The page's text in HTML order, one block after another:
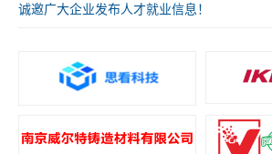
诚邀广大企业发布人才就业信息！